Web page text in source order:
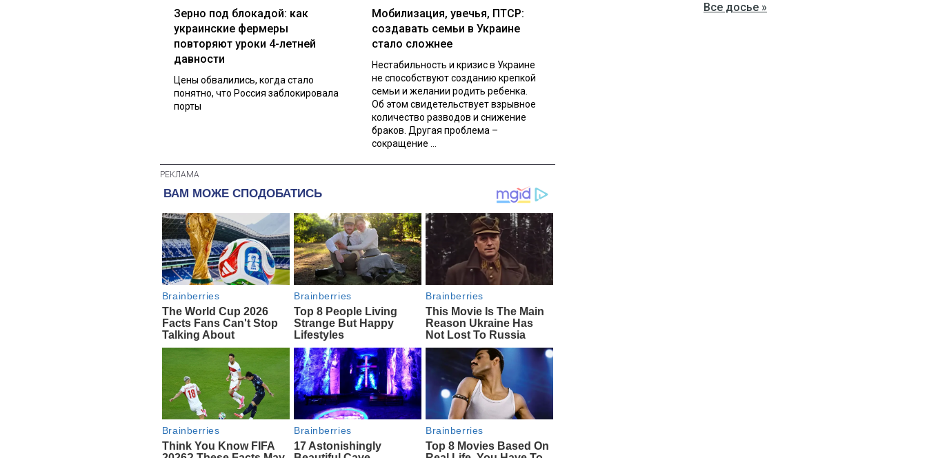
Зерно под блокадой: как
украинские фермеры
повторяют уроки 4-летней
давности
Цены обвалились, когда стало
понятно, что Россия заблокировала
порты
Мобилизация, увечья, ПТСР:
создавать семьи в Украине
стало сложнее
Нестабильность и кризис в Украине
не способствуют созданию крепкой
семьи и желании родить ребенка.
Об этом свидетельствует взрывное
количество разводов и снижение
браков. Другая проблема –
сокращение ...
Все досье »